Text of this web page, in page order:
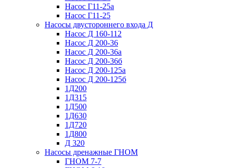
Насос Г11-25а
Насос Г11-25
Насосы двустороннего входа Д
Насос Д 160-112
Насос Д 200-36
Насос Д 200-36а
Насос Д 200-36б
Насос Д 200-125а
Насос Д 200-125б
1Д200
1Д315
1Д500
1Д630
1Д720
1Д800
Д 320
Насосы дренажные ГНОМ
ГНОМ 7-7